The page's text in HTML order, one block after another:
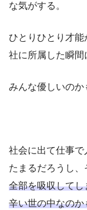
な気がする。
ひとりひとり才
社に所属した瞬間
みんな優しいのか
社会に出て仕事
たまるだろうし、
全部を吸収して
辛い世の中なのか